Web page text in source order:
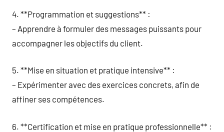
4. **Programmation et suggestions** :
– Apprendre à formuler des messages puissants pour
accompagner les objectifs du client.
5. **Mise en situation et pratique intensive** :
– Expérimenter avec des exercices concrets, afin de
affiner ses compétences.
6. **Certification et mise en pratique professionnelle** :